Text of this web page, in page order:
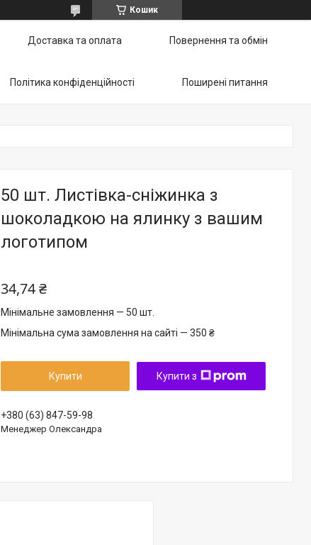
Кошик
Доставка та оплата Повернення та обмін
Політика конфіденційності Поширені питання
50 шт. Листівка-сніжинка з
шоколадкою на ялинку з вашим
логотипом
34,74 ₴
Мінімальне замовлення — 50 шт.
Мінімальна сума замовлення на сайті — 350 ₴
Купити Купити з
+380 (63) 847-59-98
Менеджер Олександра